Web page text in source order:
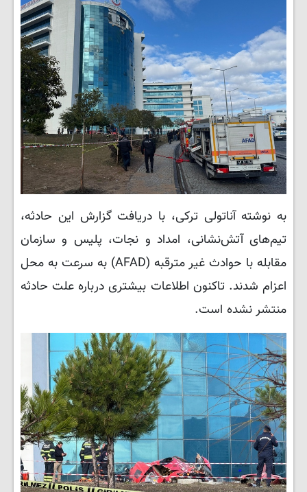
به نوشته آناتولی ترکی، با دریافت گزارش این حادثه،
تیم‌های آتش‌نشانی، امداد و نجات، پلیس و سازمان
مقابله با حوادث غیر مترقبه (AFAD) به سرعت به محل
اعزام شدند. تاکنون اطلاعات بیشتری درباره علت حادثه
منتشر نشده است.